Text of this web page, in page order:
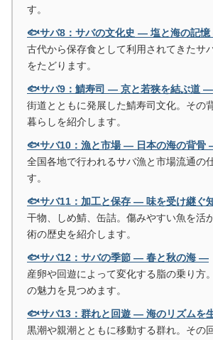
す。
🐟サバ8：サバの文化史 ― 塩と海の記
古代から保存食として利用されてきたサ
をたどります。
🐟サバ9：鯖寿司 ― 京と若狭を結ぶ道 ―
街道とともに発展した鯖寿司文化。その
暮らしを紹介します。
🐟サバ10：漁と市場 ― 日本の海の背骨
全国各地で行われるサバ漁と市場流通の
す。
🐟サバ11：加工と保存 ― 味を受け継ぐ
干物、しめ鯖、缶詰。傷みやすい魚を活
術の歴史を紹介します。
🐟サバ12：サバの季節 ― 春と秋の海 ―
産卵や回遊によって変化する脂の乗り方
の魅力を見つめます。
🐟サバ13：群れと回遊 ― 海のリズムを
黒潮や親潮とともに移動する群れ。その